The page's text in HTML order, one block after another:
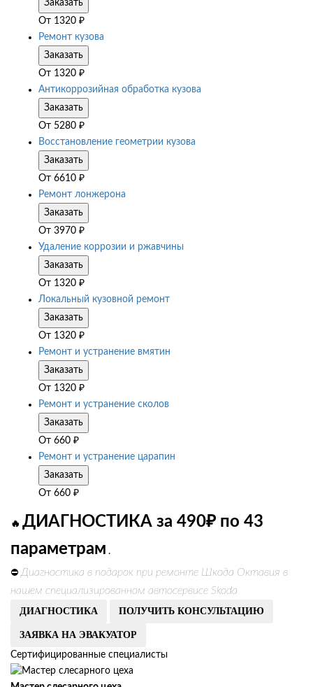
Заказать
От 1320 ₽
Ремонт кузова
Заказать
От 1320 ₽
Антикоррозийная обработка кузова
Заказать
От 5280 ₽
Восстановление геометрии кузова
Заказать
От 6610 ₽
Ремонт лонжерона
Заказать
От 3970 ₽
Удаление коррозии и ржавчины
Заказать
От 1320 ₽
Локальный кузовной ремонт
Заказать
От 1320 ₽
Ремонт и устранение вмятин
Заказать
От 1320 ₽
Ремонт и устранение сколов
Заказать
От 660 ₽
Ремонт и устранение царапин
Заказать
От 660 ₽
🔥 ДИАГНОСТИКА за 490₽ по 43
параметрам .
⛔ Диагностика в подарок при ремонте Шкода Октавия в
нашем специализированном автосервисе Skoda
ДИАГНОСТИКА ПОЛУЧИТЬ КОНСУЛЬТАЦИЮ
ЗАЯВКА НА ЭВАКУАТОР
Сертифицированные специалисты